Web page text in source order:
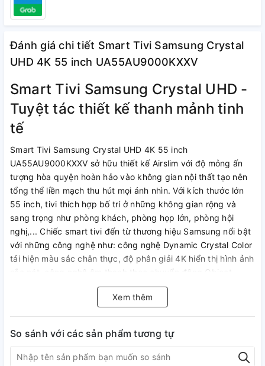
Đánh giá chi tiết Smart Tivi Samsung Crystal
UHD 4K 55 inch UA55AU9000KXXV
Smart Tivi Samsung Crystal UHD -
Tuyệt tác thiết kế thanh mảnh tinh
tế
Smart Tivi Samsung Crystal UHD 4K 55 inch
UA55AU9000KXXV sở hữu thiết kế Airslim với độ mỏng ấn
tượng hòa quyện hoàn hảo vào không gian nội thất tạo nên
tổng thể liền mạch thu hút mọi ánh nhìn. Với kích thước lớn
55 inch, tivi thích hợp bố trí ở những không gian rộng và
sang trọng như phòng khách, phòng họp lớn, phòng hội
nghị,... Chiếc smart tivi đến từ thương hiệu Samsung nổi bật
với những công nghệ như: công nghệ Dynamic Crystal Color
tái hiện màu sắc chân thực, độ phân giải 4K hiển thị hình ảnh
sắc nét, công nghệ âm thanh theo chuyển động Object
Tracking Sound Lite,... Giờ đây, bạn có thể tận hưởng trọn
vẹn niềm vui giải trí ngay tại nhà.
Công nghệ Dynamic Crystal Color
Xem thêm
So sánh với các sản phẩm tương tự